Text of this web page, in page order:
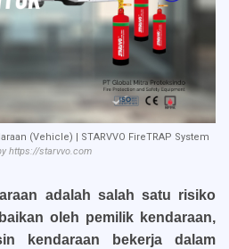
(Vehicle) | STARVVO FireTRAP System
https://starvvo.com
adalah salah satu risiko
oleh pemilik kendaraan,
kendaraan bekerja dalam